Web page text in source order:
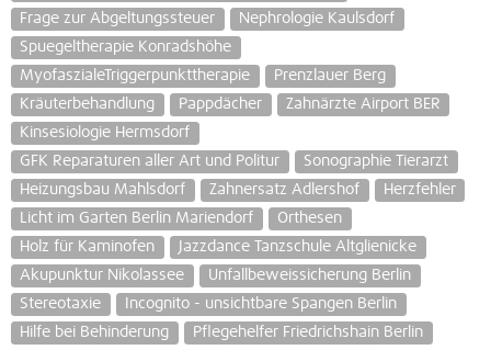
Frage zur Abgeltungssteuer
Nephrologie Kaulsdorf
Spuegeltherapie Konradshöhe
MyofaszialeTriggerpunkttherapie
Prenzlauer Berg
Kräuterbehandlung
Pappdächer
Zahnärzte Airport BER
Kinsesiologie Hermsdorf
GFK Reparaturen aller Art und Politur
Sonographie Tierarzt
Heizungsbau Mahlsdorf
Zahnersatz Adlershof
Herzfehler
Licht im Garten Berlin Mariendorf
Orthesen
Holz für Kaminofen
Jazzdance Tanzschule Altglienicke
Akupunktur Nikolassee
Unfallbeweissicherung Berlin
Stereotaxie
Incognito - unsichtbare Spangen Berlin
Hilfe bei Behinderung
Pflegehelfer Friedrichshain Berlin